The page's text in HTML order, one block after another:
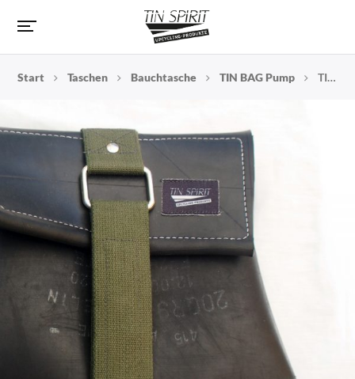
Start Taschen Bauchtasche TIN BAG Pump TIN BAG Pump